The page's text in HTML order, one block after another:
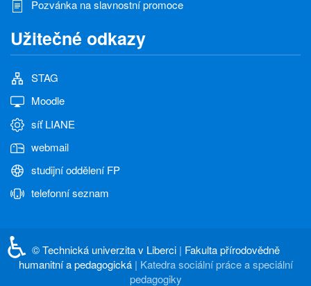
Pozvánka na slavnostní promoce
Užitečné odkazy
STAG
Moodle
síť LIANE
webmail
studijní oddělení FP
telefonní seznam
© Technická univerzita v Liberci| Fakulta přírodovědně
humanitní a pedagogická| Katedra sociální práce a speciální
pedagogiky